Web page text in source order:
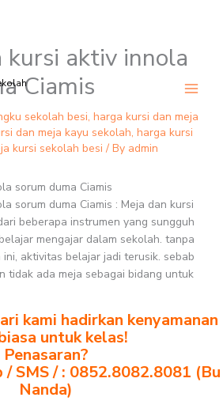
kursi aktiv innola
Ciamis
sekolah besi, harga kursi dan meja
dan meja kayu sekolah, harga kursi
kursi sekolah besi / By admin
sorum duma Ciamis
sorum duma Ciamis : Meja dan kursi
beberapa instrumen yang sungguh
mengajar dalam sekolah. tanpa
aktivitas belajar jadi terusik. sebab
tidak ada meja sebagai bidang untuk
kami hadirkan kenyamanan
untuk kelas!
Penasaran?
SMS / : 0852.8082.8081 (Bu
Nanda)